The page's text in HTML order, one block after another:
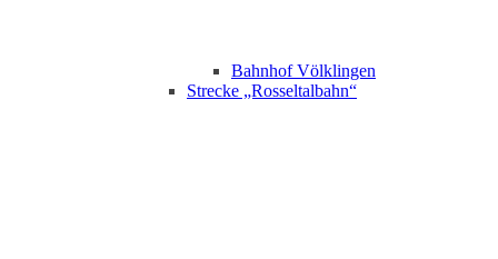
Bahnhof Völklingen
Strecke „Rosseltalbahn“